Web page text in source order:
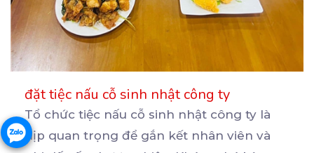
đặt tiệc nấu cỗ sinh nhật công ty
Tổ chức tiệc nấu cỗ sinh nhật công ty là
dịp quan trọng để gắn kết nhân viên và